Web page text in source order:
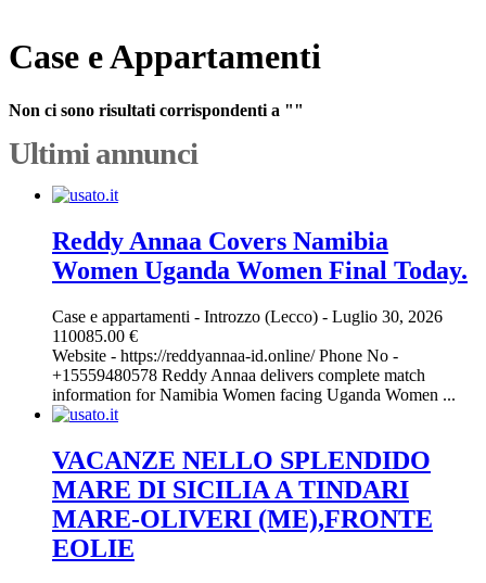
Case e Appartamenti
Non ci sono risultati corrispondenti a ""
Ultimi annunci
Reddy Annaa Covers Namibia
Women Uganda Women Final Today.
Case e appartamenti - Introzzo (Lecco) - Luglio 30, 2026
110085.00 €
Website - https://reddyannaa-id.online/ Phone No -
+15559480578 Reddy Annaa delivers complete match
information for Namibia Women facing Uganda Women ...
VACANZE NELLO SPLENDIDO
MARE DI SICILIA A TINDARI
MARE-OLIVERI (ME),FRONTE
EOLIE